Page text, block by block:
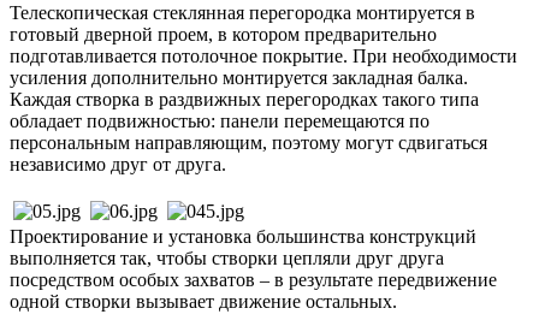
Телескопическая стеклянная перегородка монтируется в
готовый дверной проем, в котором предварительно
подготавливается потолочное покрытие. При необходимости
усиления дополнительно монтируется закладная балка.
Каждая створка в раздвижных перегородках такого типа
обладает подвижностью: панели перемещаются по
персональным направляющим, поэтому могут сдвигаться
независимо друг от друга.
Проектирование и установка большинства конструкций
выполняется так, чтобы створки цепляли друг друга
посредством особых захватов – в результате передвижение
одной створки вызывает движение остальных.